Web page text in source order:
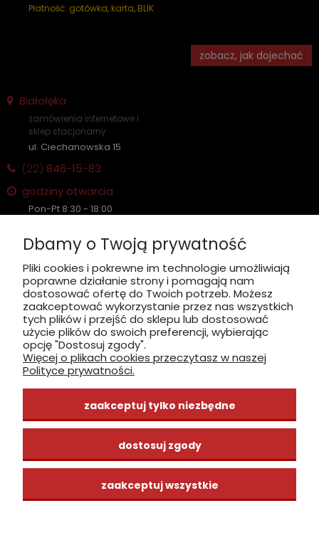
Płatność: gotówka, karta, BLIK
zobacz, jak dojechać
Białołęka
zamówienia internetowe i
sklep stacjonarny
ul. Ciechanowska 15
(22) 846-15-83
godziny otwarcia
Pon-Pt 8:30 - 18:00
Płatność: gotówka, karta, BLIK
zobacz, jak dojechać
INFORMACJE
ZAKUPY
CENTRUM WIEDZY
Dbamy o Twoją prywatność
Pliki cookies i pokrewne im technologie umożliwiają
poprawne działanie strony i pomagają nam
dostosować ofertę do Twoich potrzeb. Możesz
zaakceptować wykorzystanie przez nas wszystkich
tych plików i przejść do sklepu lub dostosować
użycie plików do swoich preferencji, wybierając
opcję "Dostosuj zgody".
Więcej o plikach cookies przeczytasz w naszej
Polityce prywatności.
zaakceptuj tylko niezbędne
dostosuj zgody
zaakceptuj wszystkie